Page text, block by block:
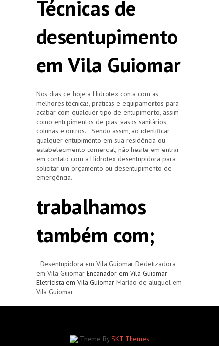
Técnicas de
desentupimento
em Vila Guiomar
Nos dias de hoje a Hidrotex conta com as
melhores técnicas, práticas e equipamentos para
acabar com qualquer tipo de entupimento, assim
como entupimentos de pias, vasos sanitários,
colunas e outros. Sendo assim, ao identificar
qualquer entupimento em sua residência ou
estabelecimento comercial, não hesite em entrar
em contato com a Hidrotex desentupidora para
solicitar um orçamento ou desentupimento de
emergência.
trabalhamos
também com;
Desentupidora em Vila Guiomar Dedetizadora
em Vila Guiomar Encanador em Vila Guiomar
Eletricista em Vila Guiomar Marido de aluguel em
Vila Guiomar
Theme By SKT Themes